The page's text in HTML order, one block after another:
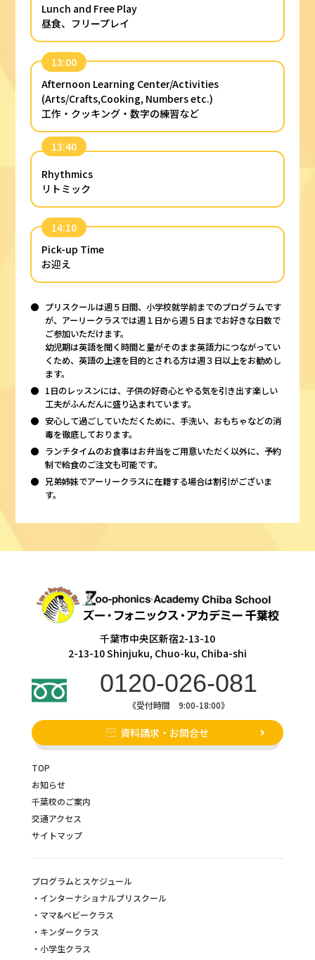
Lunch and Free Play
昼食、フリープレイ
13:00
Afternoon Learning Center/Activities
(Arts/Crafts,Cooking, Numbers etc.)
工作・クッキング・数字の練習など
13:40
Rhythmics
リトミック
14:10
Pick-up Time
お迎え
プリスクールは週５日間、小学校就学前までのプログラムです
が、アーリークラスでは週１日から週５日までお好きな日数で
ご参加いただけます。
幼児期は英語を聞く時間と量がそのまま英語力につながってい
くため、英語の上達を目的とされる方は週３日以上をお勧めし
ます。
1日のレッスンには、子供の好奇心とやる気を引き出す楽しい
工夫がふんだんに盛り込まれています。
安心して過ごしていただくために、手洗い、おもちゃなどの消
毒を徹底しております。
ランチタイムのお食事はお弁当をご用意いただく以外に、予約
制で給食のご注文も可能です。
兄弟姉妹でアーリークラスに在籍する場合は割引がございま
す。
千葉市中央区新宿2-13-10
2-13-10 Shinjuku, Chuo-ku, Chiba-shi
0120-026-081
《受付時間 9:00-18:00》
資料請求・お問合せ
TOP
お知らせ
千葉校のご案内
交通アクセス
サイトマップ
プログラムとスケジュール
インターナショナルプリスクール
ママ&ベビークラス
キンダークラス
小学生クラス